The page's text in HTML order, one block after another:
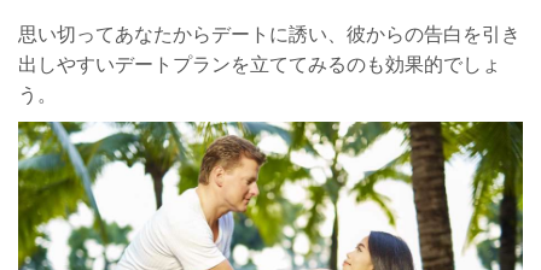
思い切ってあなたからデートに誘い、彼からの告白を引き
出しやすいデートプランを立ててみるのも効果的でしょ
う。